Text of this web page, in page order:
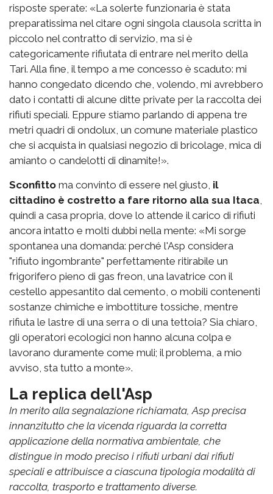
risposte sperate: «La solerte funzionaria è stata
preparatissima nel citare ogni singola clausola scritta in
piccolo nel contratto di servizio, ma si è
categoricamente rifiutata di entrare nel merito della
Tari. Alla fine, il tempo a me concesso è scaduto: mi
hanno congedato dicendo che, volendo, mi avrebbero
dato i contatti di alcune ditte private per la raccolta dei
rifiuti speciali. Eppure stiamo parlando di appena tre
metri quadri di ondolux, un comune materiale plastico
che si acquista in qualsiasi negozio di bricolage, mica di
amianto o candelotti di dinamite!».
Sconfitto ma convinto di essere nel giusto, il
cittadino è costretto a fare ritorno alla sua Itaca,
quindi a casa propria, dove lo attende il carico di rifiuti
ancora intatto e molti dubbi nella mente: «Mi sorge
spontanea una domanda: perché l'Asp considera
"rifiuto ingombrante" perfettamente ritirabile un
frigorifero pieno di gas freon, una lavatrice con il
cestello appesantito dal cemento, o mobili contenenti
sostanze chimiche e imbottiture tossiche, mentre
rifiuta le lastre di una serra o di una tettoia? Sia chiaro,
gli operatori ecologici non hanno alcuna colpa e
lavorano duramente come muli; il problema, a mio
avviso, sta tutto a monte».
La replica dell'Asp
In merito alla segnalazione richiamata, Asp precisa
innanzitutto che la vicenda riguarda la corretta
applicazione della normativa ambientale, che
distingue in modo preciso i rifiuti urbani dai rifiuti
speciali e attribuisce a ciascuna tipologia modalità di
raccolta, trasporto e trattamento diverse.